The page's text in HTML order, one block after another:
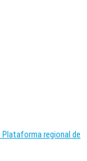
Plataforma regional de